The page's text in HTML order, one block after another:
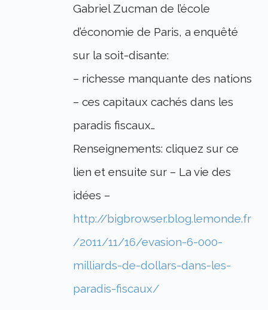
Gabriel Zucman de l’école
d’économie de Paris, a enquêté
sur la soit-disante:
– richesse manquante des nations
– ces capitaux cachés dans les
paradis fiscaux…
Renseignements: cliquez sur ce
lien et ensuite sur – La vie des
idées –
http://bigbrowser.blog.lemonde.fr
/2011/11/16/evasion-6-000-
milliards-de-dollars-dans-les-
paradis-fiscaux/